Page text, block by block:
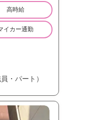
高時給
イカー通勤
・パート）